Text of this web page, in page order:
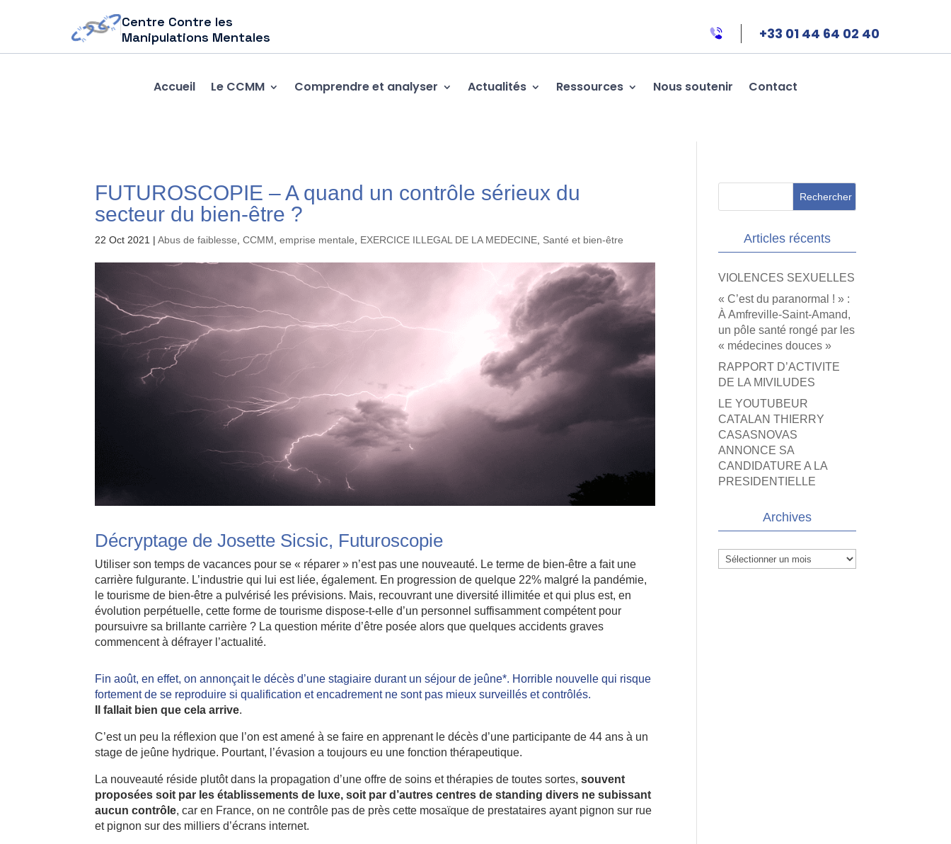
Centre Contre les
Manipulations Mentales
+33 01 44 64 02 40
Accueil Le CCMM Comprendre et analyser Actualités Ressources Nous soutenir Contact
FUTUROSCOPIE – A quand un contrôle sérieux du
secteur du bien-être ?
22 Oct 2021 |Abus de faiblesse ,CCMM ,emprise mentale EXERCICE ILLEGAL DE LA MEDECINE Santé et bien-être
Décryptage de Josette Sicsic, Futuroscopie
Utiliser son temps de vacances pour se « réparer » n’est pas une nouveauté. Le terme de bien-être a fait une
carrière fulgurante. L’industrie qui lui est liée, également. En progression de quelque 22% malgré la pandémie,
le tourisme de bien-être a pulvérisé les prévisions. Mais, recouvrant une diversité illimitée et qui plus est, en
évolution perpétuelle, cette forme de tourisme dispose-t-elle d’un personnel suffisamment compétent pour
poursuivre sa brillante carrière ? La question mérite d’être posée alors que quelques accidents graves
commencent à défrayer l’actualité.
Fin août, en effet, on annonçait le décès d’une stagiaire durant un séjour de jeûne*. Horrible nouvelle qui risque
fortement de se reproduire si qualification et encadrement ne sont pas mieux surveillés et contrôlés.
Il fallait bien que cela arrive.
C’est un peu la réflexion que l’on est amené à se faire en apprenant le décès d’une participante de 44 ans à un
stage de jeûne hydrique. Pourtant, l’évasion a toujours eu une fonction thérapeutique.
La nouveauté réside plutôt dans la propagation d’une offre de soins et thérapies de toutes sortes,souvent
proposées soit par les établissements de luxe, soit par d’autres centres de standing divers ne subissant
aucun contrôle, car en France, on ne contrôle pas de près cette mosaïque de prestataires ayant pignon sur rue
et pignon sur des milliers d’écrans internet.
Articles récents
VIOLENCES SEXUELLES
« C’est du paranormal ! » :
À Amfreville-Saint-Amand,
un pôle santé rongé par les
« médecines douces »
RAPPORT D’ACTIVITE
DE LA MIVILUDES
LE YOUTUBEUR
CATALAN THIERRY
CASASNOVAS
ANNONCE SA
CANDIDATURE A LA
PRESIDENTIELLE
Archives
Archives